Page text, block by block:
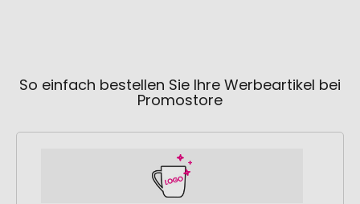
So einfach bestellen Sie Ihre Werbeartikel bei
Promostore